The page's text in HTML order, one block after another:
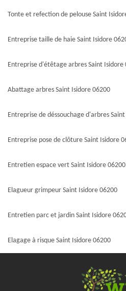
Tonte et refection de pelouse Saint
Entreprise taille de haie Saint Isidore
Entreprise d'étêtage arbres Saint Isidore
Abattage arbres Saint Isidore 06200
Entreprise de déssouchage d'arbres
Entreprise pose de clôture Saint Isidore
Entretien espace vert Saint Isidore 06200
Elagueur grimpeur Saint Isidore 06200
Entretien parc et jardin Saint Isidore
Elagage à risque Saint Isidore 06200